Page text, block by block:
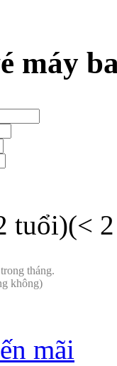
máy
tuổi)(<
tháng.
không)
mãi